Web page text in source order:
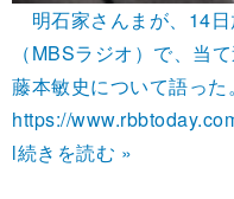
明石家さんまが、14日
（MBSラジオ）で、当
藤本敏史について語った。
https://
l続きを読む »